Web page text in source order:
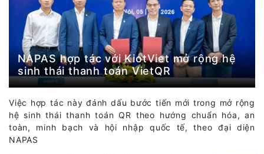
NAPAS hợp tác với KiotViet mở rộng hệ
sinh thái thanh toán VietQR
Việc hợp tác này đánh dấu bước tiến mới trong mở rộng
hệ sinh thái thanh toán QR theo hướng chuẩn hóa, an
toàn, minh bạch và hội nhập quốc tế, theo đại diện
NAPAS